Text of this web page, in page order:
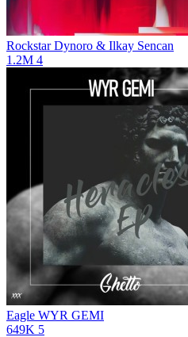
Rockstar Dynoro & Ilkay Sencan
1.2M 4
Eagle WYR GEMI
649K 5